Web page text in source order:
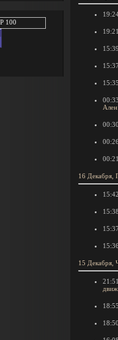
19:21
15:39
15:37
15:35
00:33
00:30
00:26
00:21
16 Декабря,
15:42
15:38
15:37
15:36
15 Декабря,
21:51
18:55
18:50